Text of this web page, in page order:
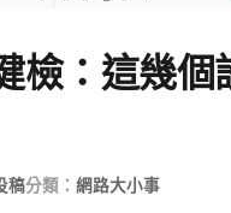
檢：這幾
稿分類： 網路大小事